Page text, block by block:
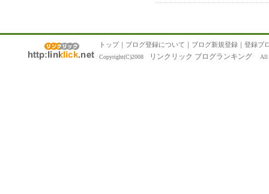
トップ｜ ブログ登録について ｜ ブログ新規登録 ｜ 登録ブ
Copyright(C)2008 リンクリック ブログランキング All